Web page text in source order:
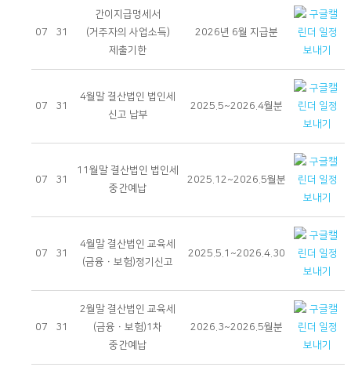
07 31
간이지급명세서
(거주자의 사업소득)
제출기한
2026년 6월 지급분
07 31
4월말 결산법인 법인세
신고 납부
2025.5~2026.4월분
07 31
11월말 결산법인 법인세
중간예납
2025.12~2026.5월분
07 31
4월말 결산법인 교육세
(금융ㆍ보험)정기신고
2025.5.1~2026.4.30
07 31
2월말 결산법인 교육세
(금융ㆍ보험)1차
중간예납
2026.3~2026.5월분